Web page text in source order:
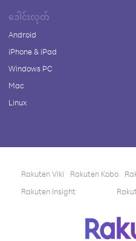
ဒေါင်းလုတ်
Android
iPhone & iPad
Windows PC
Mac
Linux
Rakuten Viki Rakuten Kobo
Rakuten Insight